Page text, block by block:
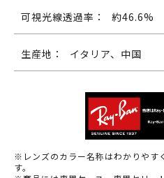
可視光線透過率： 約46.6%
生産地： イタリア、中国
※レンズのカラー名称はわかりやす
す。